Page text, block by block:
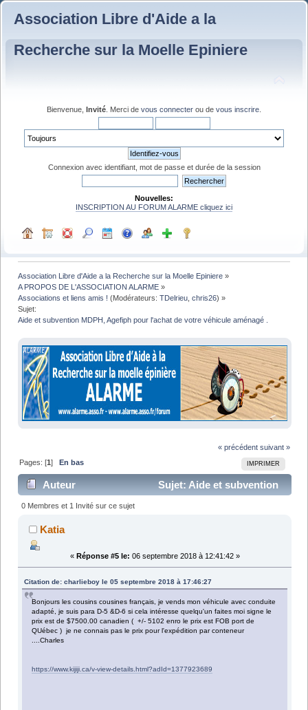
Association Libre d'Aide a la
Recherche sur la Moelle Epiniere
Bienvenue, Invité . Merci de vous connecter ou de vous inscrire
Connexion avec identifiant, mot de passe et durée de la session
Nouvelles:
INSCRIPTION AU FORUM ALARME cliquez ici
Association Libre d'Aide a la Recherche sur la Moelle Epiniere »
A PROPOS DE L'ASSOCIATION ALARME »
Associations et liens amis ! (Modérateurs:TDelrieu ,chris26) »
Sujet:
Aide et subvention MDPH, Agefiph pour l'achat de votre véhicule aménagé .
« précédent suivant »
IMPRIMER
Pages: [1] En bas
Auteur
Sujet: Aide et subvention
MDPH, Agefiph pour l'achat de votre véhicule
aménagé . (Lu 19199 fois)
0 Membres et 1 Invité sur ce sujet
Katia
« Réponse #5 le: 06 septembre 2018 à 12:41:42 »
Citation de: charlieboy le 05 septembre 2018 à 17:46:27
Bonjours les cousins cousines français, je vends mon véhicule avec conduite
adapté, je suis para D-5 &D-6 si cela intéresse quelqu'un faites moi signe le
prix est de $7500.00 canadien ( +/- 5102 enro le prix est FOB port de
QUébec ) je ne connais pas le prix pour l'expédition par conteneur
....Charles
https://www.kijiji.ca/v-view-details.html?adId=1377923689